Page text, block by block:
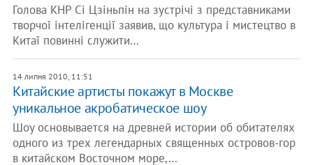
Голова КНР Сі Цзіньпін на зустрічі з представниками
творчої інтелігенції заявив, що культура і мистецтво в
Китаї повинні служити…
14 липня 2010, 11:51
Китайские артисты покажут в Москве
уникальное акробатическое шоу
Шоу основывается на древней истории об обитателях
одного из трех легендарных священных островов-гор
в китайском Восточном море,…